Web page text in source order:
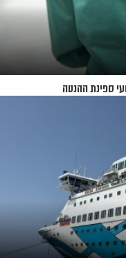
ספינת ההנטה